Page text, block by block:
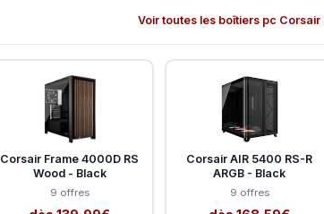
Voir toutes les boîtiers pc
Corsair Frame 4000D RS
Wood - Black
9 offres
Corsair AIR 5400 RS-R
ARGB - Black
9 offres